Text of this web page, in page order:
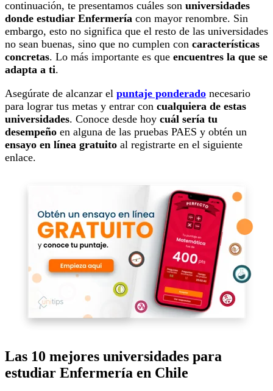
continuación, te presentamos cuáles son universidades
donde estudiar Enfermería con mayor renombre. Sin
embargo, esto no significa que el resto de las universidades
no sean buenas, sino que no cumplen con características
concretas. Lo más importante es que encuentres la que se
adapta a ti.
Asegúrate de alcanzar el puntaje ponderado necesario
para lograr tus metas y entrar con cualquiera de estas
universidades. Conoce desde hoy cuál sería tu
desempeño en alguna de las pruebas PAES y obtén un
ensayo en línea gratuito al registrarte en el siguiente
enlace.
Las 10 mejores universidades para
estudiar Enfermería en Chile